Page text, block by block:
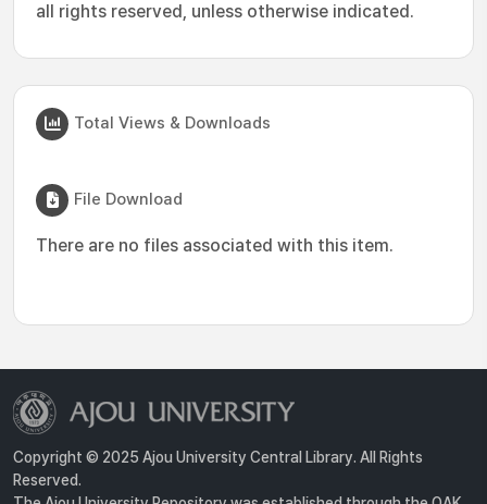
all rights reserved, unless otherwise indicated.
Total Views & Downloads
File Download
There are no files associated with this item.
Copyright © 2025 Ajou University Central Library. All Rights
Reserved.